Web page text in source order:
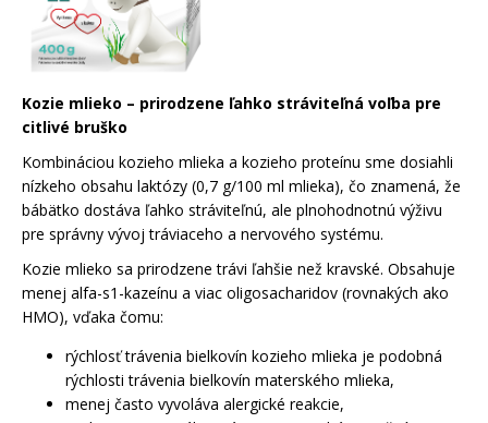
Kozie mlieko – prirodzene ľahko stráviteľná voľba pre
citlivé bruško
Kombináciou kozieho mlieka a kozieho proteínu sme dosiahli
nízkeho obsahu laktózy (0,7 g/100 ml mlieka), čo znamená, že
bábätko dostáva ľahko stráviteľnú, ale plnohodnotnú výživu
pre správny vývoj tráviaceho a nervového systému.
Kozie mlieko sa prirodzene trávi ľahšie než kravské. Obsahuje
menej alfa-s1-kazeínu a viac oligosacharidov (rovnakých ako
HMO), vďaka čomu:
rýchlosť trávenia bielkovín kozieho mlieka je podobná
rýchlosti trávenia bielkovín materského mlieka,
menej často vyvoláva alergické reakcie,